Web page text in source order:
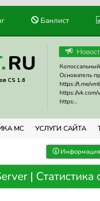
Банлист
RU
CS 1.6
Основатель
https://t.me/
https://vk.com/
https:..
МС УСЛУГИ САЙТА
| Статистика